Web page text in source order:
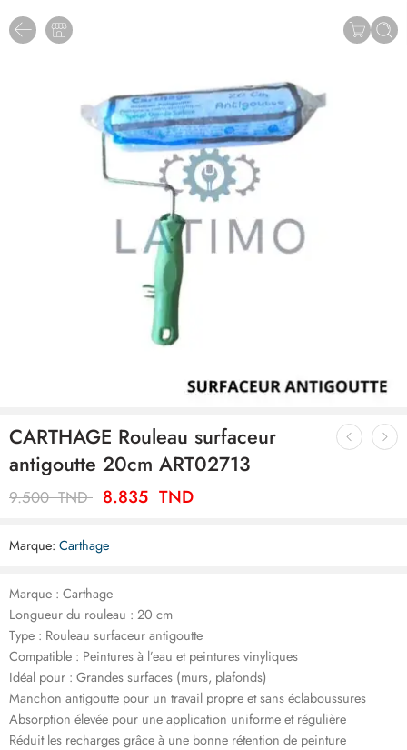
CARTHAGE Rouleau surfaceur
antigoutte 20cm ART02713
9.500TND 8.835 TND
Marque: Carthage
Marque : Carthage
Longueur du rouleau : 20 cm
Type : Rouleau surfaceur antigoutte
Compatible : Peintures à l’eau et peintures vinyliques
Idéal pour : Grandes surfaces (murs, plafonds)
Manchon antigoutte pour un travail propre et sans éclaboussures
Absorption élevée pour une application uniforme et régulière
Réduit les recharges grâce à une bonne rétention de peinture